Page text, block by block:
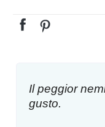
Il peggior
gusto.